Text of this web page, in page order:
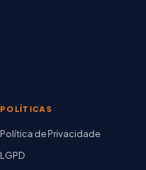
POLÍTICAS
Política de Privacidade
LGPD